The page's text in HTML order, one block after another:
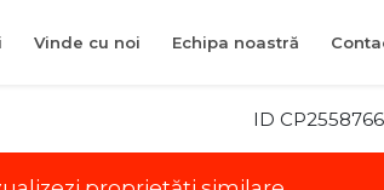
Vinde cu noi Echipa noastră
ID CP2558766